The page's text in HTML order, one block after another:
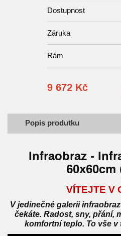
Dostupnost
Záruka
Rám
9 672 Kč
Popis produtku
Infraobraz -
60x60cm
VÍTEJTE V
V jedinečné galerii
čekáte. Radost, sny, přání,
komfortní teplo. To vše v